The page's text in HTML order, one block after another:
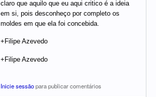
claro que aquilo que eu aqui critico é a ideia
em si, pois desconheço por completo os
moldes em que ela foi concebida.
+Filipe Azevedo
+Filipe Azevedo
Inicie sessãopara publicar comentários